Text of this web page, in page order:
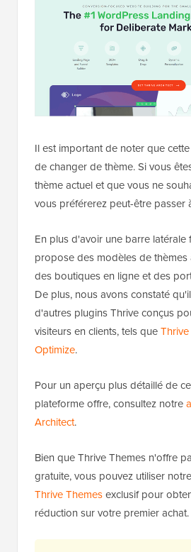
Il est important de noter que
de changer de thème. Si vous
thème actuel et que vous ne
vous préférerez peut-être passer
En plus d'avoir une barre latérale
propose des modèles de thèmes
des boutiques en ligne et des
De plus, nous avons constaté
d'autres plugins Thrive conçus
visiteurs en clients, tels que
Optimize.
Pour un aperçu plus détaillé de
plateforme offre, consultez notre
Architect.
Bien que Thrive Themes n'offre
gratuite, vous pouvez utiliser notre
Thrive Themesexclusif pour
réduction sur votre premier achat.